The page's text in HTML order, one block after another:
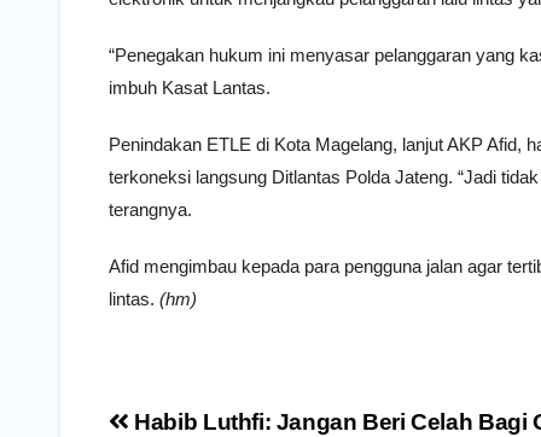
“Penegakan hukum ini menyasar pelanggaran yang
imbuh Kasat Lantas.
Penindakan ETLE di Kota Magelang, lanjut AKP Afid,
terkoneksi langsung Ditlantas Polda Jateng. “Jadi
terangnya.
Afid mengimbau kepada para pengguna jalan agar
lintas. (hm)
Navigasi
Habib Luthfi: Jangan Beri Celah Bagi